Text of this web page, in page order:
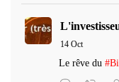
14 Oct
Le rêve du